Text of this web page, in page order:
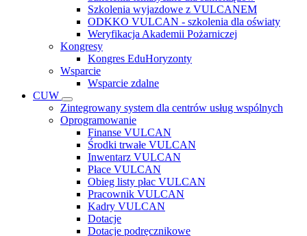
Szkolenia wyjazdowe z VULCANEM
ODKKO VULCAN - szkolenia dla oświaty
Weryfikacja Akademii Pożarniczej
Kongresy
Kongres EduHoryzonty
Wsparcie
Wsparcie zdalne
CUW
Zintegrowany system dla centrów usług wspólnych
Oprogramowanie
Finanse VULCAN
Środki trwałe VULCAN
Inwentarz VULCAN
Płace VULCAN
Obieg listy płac VULCAN
Pracownik VULCAN
Kadry VULCAN
Dotacje
Dotacje podręcznikowe